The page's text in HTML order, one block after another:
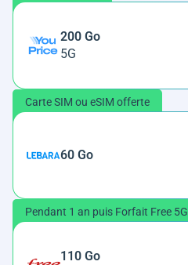
200 Go
5G
Carte SIM ou eSIM offerte
60 Go
Pendant 1 an puis Forfait Free 5G
110 Go